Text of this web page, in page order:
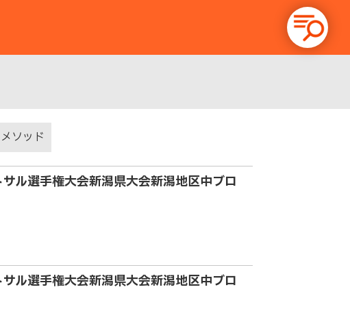
メソッド
ル選手権大会新潟県大会新潟地区中ブロ
ル選手権大会新潟県大会新潟地区中ブロ